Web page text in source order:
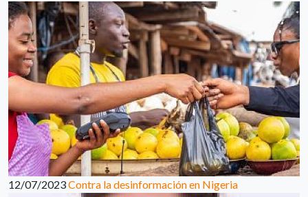
12/07/2023Contra la desinformación en Nigeria